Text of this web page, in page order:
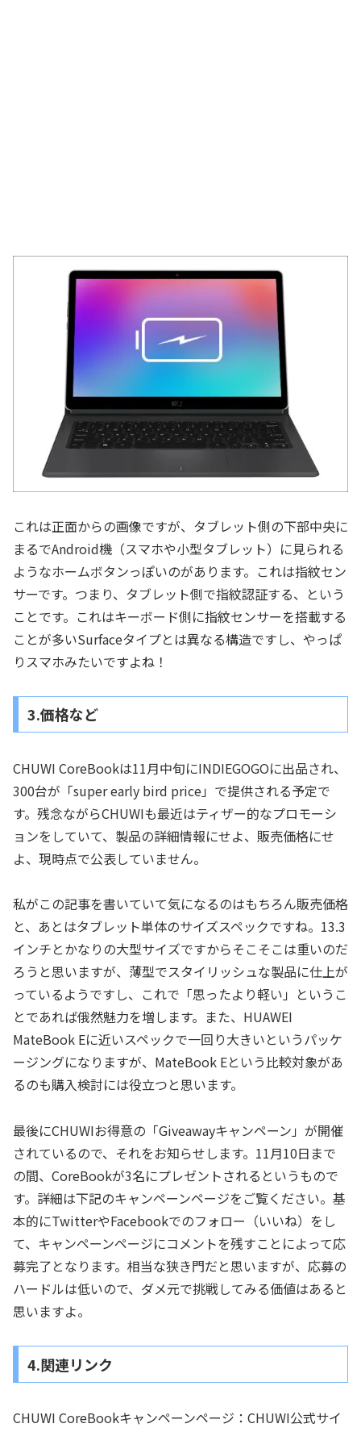
これは正面からの画像ですが、タブレット側の下部中央に
まるでAndroid機（スマホや小型タブレット）に見られる
ようなホームボタンっぽいのがあります。これは指紋セン
サーです。つまり、タブレット側で指紋認証する、という
ことです。これはキーボード側に指紋センサーを搭載する
ことが多いSurfaceタイプとは異なる構造ですし、やっぱ
りスマホみたいですよね！
3.価格など
CHUWI CoreBookは11月中旬にINDIEGOGOに出品され、
300台が「super early bird price」で提供される予定で
す。残念ながらCHUWIも最近はティザー的なプロモーシ
ョンをしていて、製品の詳細情報にせよ、販売価格にせ
よ、現時点で公表していません。
私がこの記事を書いていて気になるのはもちろん販売価格
と、あとはタブレット単体のサイズスペックですね。13.3
インチとかなりの大型サイズですからそこそこは重いのだ
ろうと思いますが、薄型でスタイリッシュな製品に仕上が
っているようですし、これで「思ったより軽い」というこ
とであれば俄然魅力を増します。また、HUAWEI
MateBook Eに近いスペックで一回り大きいというパッケ
ージングになりますが、MateBook Eという比較対象があ
るのも購入検討には役立つと思います。
最後にCHUWIお得意の「Giveawayキャンペーン」が開催
されているので、それをお知らせします。11月10日まで
の間、CoreBookが3名にプレゼントされるというもので
す。詳細は下記のキャンペーンページをご覧ください。基
本的にTwitterやFacebookでのフォロー（いいね）をし
て、キャンペーンページにコメントを残すことによって応
募完了となります。相当な狭き門だと思いますが、応募の
ハードルは低いので、ダメ元で挑戦してみる価値はあると
思いますよ。
4.関連リンク
CHUWI CoreBookキャンペーンページ：CHUWI公式サイ